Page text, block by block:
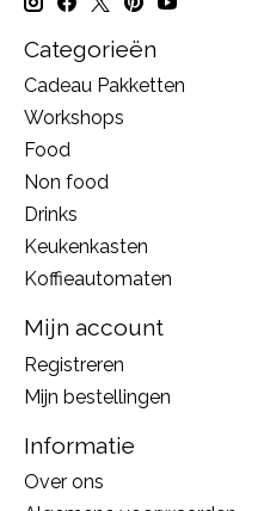
Categorieën
Cadeau Pakketten
Workshops
Food
Non food
Drinks
Keukenkasten
Koffieautomaten
Mijn account
Registreren
Mijn bestellingen
Informatie
Over ons